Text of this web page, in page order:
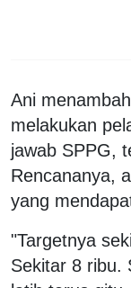
Ani
melakukan
jawab SPPG,
Rencananya,
yang
"Targetnya
Sekitar 8 ribu.